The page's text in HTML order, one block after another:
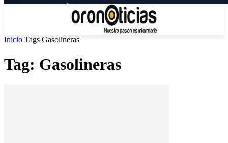
Inicio Tags Gasolineras
Tag: Gasolineras